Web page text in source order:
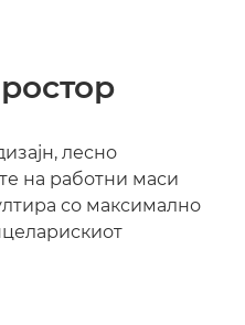
лесно
на работни маси
со максимално